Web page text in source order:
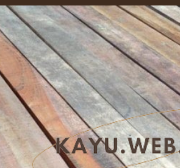
Kayu Meranti
Kayu Bengkirai
Lokal Murah
Kayu Tembalun
Palet Kayu
Kayu Kamper Medan
Triplek
Pasang Lantai Kayu
Kayu Kamper Samarinda